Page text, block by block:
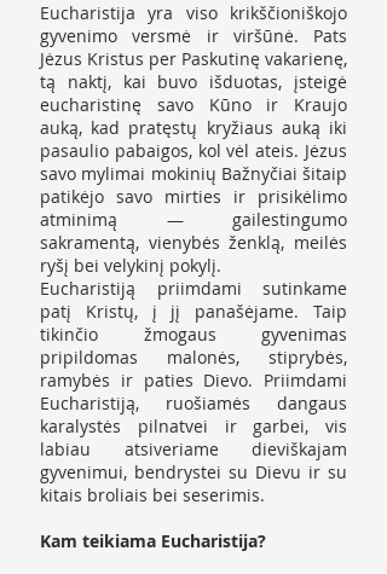
Eucharistija yra viso krikščioniškojo
gyvenimo versmė ir viršūnė. Pats
Jėzus Kristus per Paskutinę vakarienę,
tą naktį, kai buvo išduotas, įsteigė
eucharistinę savo Kūno ir Kraujo
auką, kad pratęstų kryžiaus auką iki
pasaulio pabaigos, kol vėl ateis. Jėzus
savo mylimai mokinių Bažnyčiai šitaip
patikėjo savo mirties ir prisikėlimo
atminimą — gailestingumo
sakramentą, vienybės ženklą, meilės
ryšį bei velykinį pokylį.
Eucharistiją priimdami sutinkame
patį Kristų, į jį panašėjame. Taip
tikinčio žmogaus gyvenimas
pripildomas malonės, stiprybės,
ramybės ir paties Dievo. Priimdami
Eucharistiją, ruošiamės dangaus
karalystės pilnatvei ir garbei, vis
labiau atsiveriame dieviškajam
gyvenimui, bendrystei su Dievu ir su
kitais broliais bei seserimis.
Kam teikiama Eucharistija?